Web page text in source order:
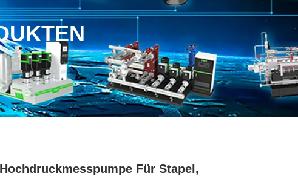
Hochdruckmesspumpe Für Stapel,